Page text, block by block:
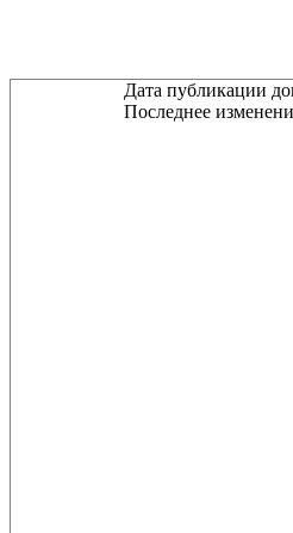
Дата публикации
Последнее